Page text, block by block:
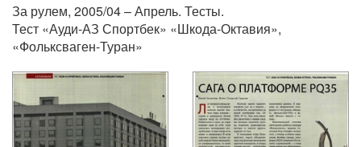
За рулем, 2005/04 – Апрель. Тесты.
Тест «Ауди-АЗ Спортбек» «Шкода-Октавия»,
«Фольксваген-Туран»